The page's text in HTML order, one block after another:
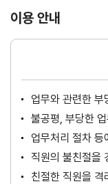
이용 안내
업무와 관련한 부
불공평, 부당한
업무처리 절차 등
직원의 불친절을
친절한 직원을 격